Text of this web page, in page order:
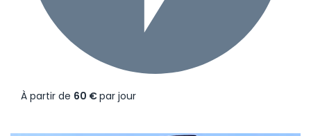
À partir de 60 €par jour